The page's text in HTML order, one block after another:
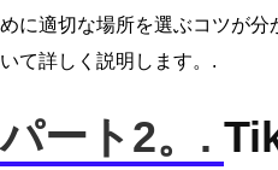
めに適切な場所を選ぶコツが
いて詳しく説明します。.
パート2。.